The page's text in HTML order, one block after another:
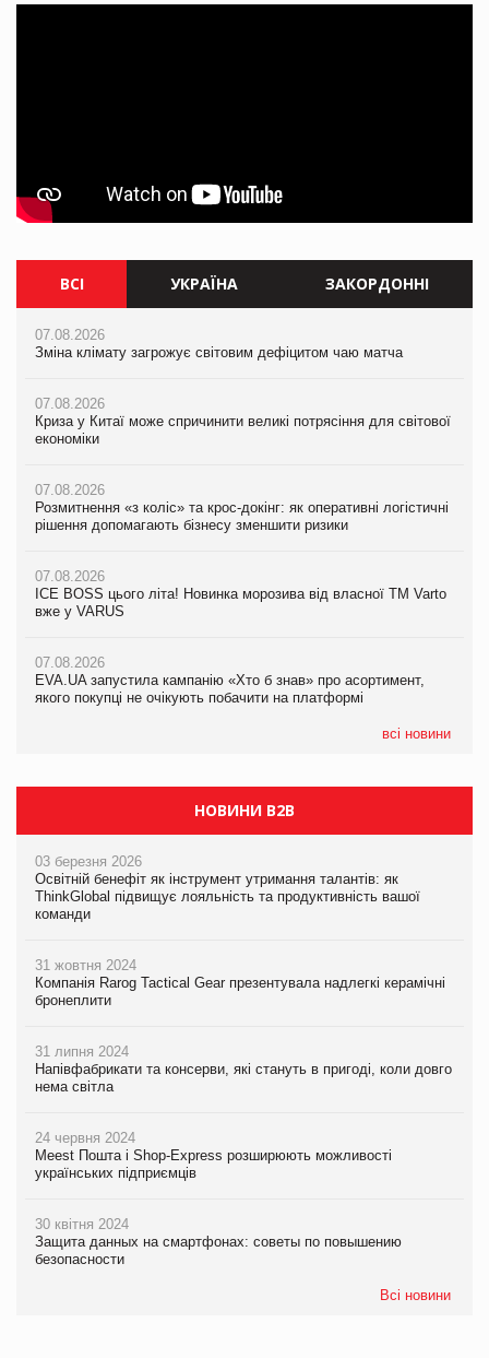
ВСІ УКРАЇНА ЗАКОРДОННІ
07.08.2026
Зміна клімату загрожує світовим дефіцитом чаю матча
07.08.2026
Криза у Китаї може спричинити великі потрясіння для світової
економіки
07.08.2026
Розмитнення «з коліс» та крос-докінг: як оперативні логістичні
рішення допомагають бізнесу зменшити ризики
07.08.2026
ICE BOSS цього літа! Новинка морозива від власної ТМ Varto
вже у VARUS
07.08.2026
EVA.UA запустила кампанію «Хто б знав» про асортимент,
якого покупці не очікують побачити на платформі
всі новини
07.08.2026
Розмитнення «з коліс» та крос-докінг: як оперативні логістичні
07.08.2026
ICE BOSS цього літа! Новинка морозива від власної ТМ Varto
07.08.2026
EVA.UA запустила кампанію «Хто б знав» про асортимент,
06.08.2026
Смачна новинка для хвостатих: у VARUS з’явилися паучі
05.08.2026
Мережа супермаркетів VARUS купує мережу магазинів
07.08.2026
Зміна клімату загрожує світовим дефіцитом чаю матча
07.08.2026
Криза у Китаї може спричинити великі потрясіння для світової
економіки
07.08.2026
Kraft Heinz скоротила збиток у першому півріччі
Продажі Hugo Boss впали на 9%
НОВИНИ B2B
03 березня 2026
Освітній бенефіт як інструмент утримання талантів: як
ThinkGlobal підвищує лояльність та продуктивність вашої
команди
31 жовтня 2024
Компанія Rarog Tactical Gear презентувала надлегкі керамічні
бронеплити
31 липня 2024
Напівфабрикати та консерви, які стануть в пригоді, коли довго
нема світла
24 червня 2024
Meest Пошта і Shop-Express розширюють можливості
українських підприємців
30 квітня 2024
Защита данных на смартфонах: советы по повышению
безопасности
Всі новини